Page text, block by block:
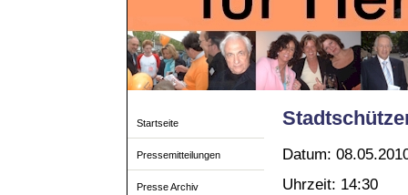
Startseite
Pressemitteilungen
Presse Archiv
Datum:
Uhrzeit: 14:30